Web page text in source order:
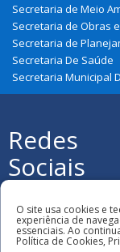
Secretaria de Meio
Secretaria de Obras
Secretaria de
Secretaria De Saúde
Secretaria Municipal
Redes
Sociais
O site usa cookies e
experiência de
essenciais. Ao
Política de Cookies,